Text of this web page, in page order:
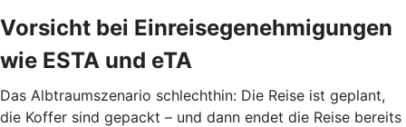
Vorsicht bei Einreisegenehmigungen
wie ESTA und eTA
Das Albtraumszenario schlechthin: Die Reise ist geplant,
die Koffer sind gepackt – und dann endet die Reise bereits